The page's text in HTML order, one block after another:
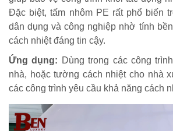
Đặc biệt, tấm nhôm PE rất phổ biến
dân dụng và công nghiệp nhờ tính
cách nhiệt đáng tin cậy.
Ứng dụng: Dùng trong các công
nhà, hoặc tường cách nhiệt cho nhà
các công trình yêu cầu khả năng cách